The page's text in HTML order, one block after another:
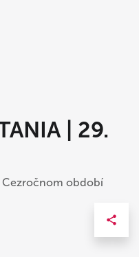
| 29.
Cezročnom období